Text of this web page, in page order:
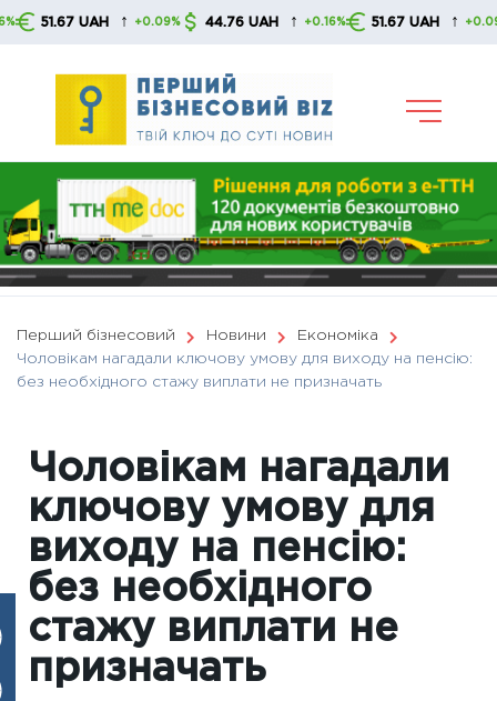
Skip
UAH ↑ +0.09% 44.76 UAH ↑ +0.16% 51.67 UAH ↑ +0.09%
Перший бізнесовий Новини
Економіка
Чоловікам нагадали ключову умову для виходу на пенсію:
без необхідного стажу виплати не призначать
Чоловікам нагадали
ключову умову для
виходу на пенсію:
без необхідного
стажу виплати не
призначать